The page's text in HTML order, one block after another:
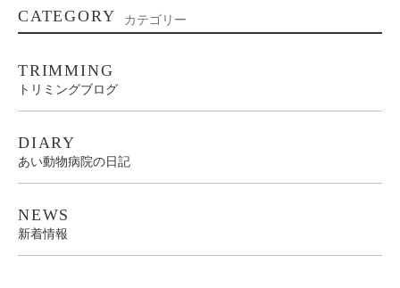
CATEGORY カテゴリー
TRIMMING
トリミングブログ
DIARY
あい動物病院の日記
NEWS
新着情報